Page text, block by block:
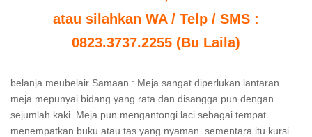
atau silahkan WA / Telp / SMS :
0823.3737.2255 (Bu Laila)
belanja meubelair Samaan : Meja sangat diperlukan lantaran
meja mepunyai bidang yang rata dan disangga pun dengan
sejumlah kaki. Meja pun mengantongi laci sebagai tempat
menempatkan buku atau tas yang nyaman. sementara itu kursi